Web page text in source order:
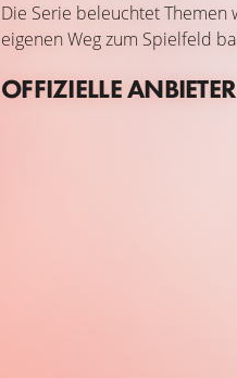
Die Serie beleuchtet
eigenen Weg zum Spielfeld
OFFIZIELLE ANBIETER